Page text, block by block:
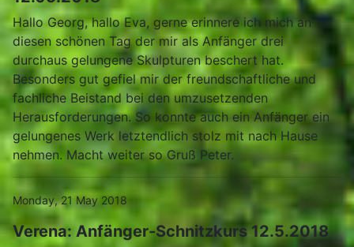
Hallo Georg, hallo Eva, gerne erinnere ich mich an
diesen schönen Tag der mir als Anfänger drei
durchaus gelungene Skulpturen beschert hat.
Besonders gut gefiel mir der freundschaftliche und
fachliche Beistand bei den umzusetzenden
Herausforderungen. So konnte auch ein Anfänger ein
gelungenes Werk letztendlich stolz mit nach Hause
nehmen. Macht weiter so Gruß Peter.
Monday, 21 May 2018
Verena: Anfänger-Schnitzkurs 12.5.2018